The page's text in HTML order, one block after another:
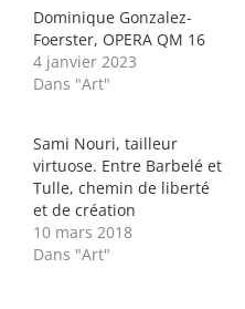
Dominique Gonzalez-
Foerster, OPERA QM 16
4 janvier 2023
Dans "Art"
Sami Nouri, tailleur
virtuose. Entre Barbelé et
Tulle, chemin de liberté
et de création
10 mars 2018
Dans "Art"